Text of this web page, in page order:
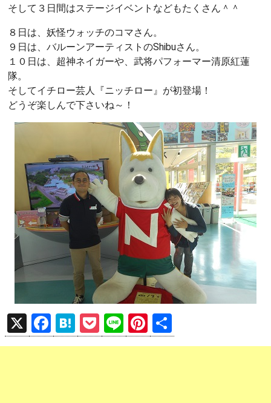
そして３日間はステージイベントなどもたくさん＾＾
８日は、妖怪ウォッチのコマさん。
９日は、バルーンアーティストのShibuさん。
１０日は、超神ネイガーや、武将パフォーマー清原紅蓮
隊。
そしてイチロー芸人『ニッチロー』が初登場！
どうぞ楽しんで下さいね～！
X
F
a
H
at
P
o
Li
n
Pi
nt 有